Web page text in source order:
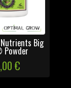
Big
Powder
€